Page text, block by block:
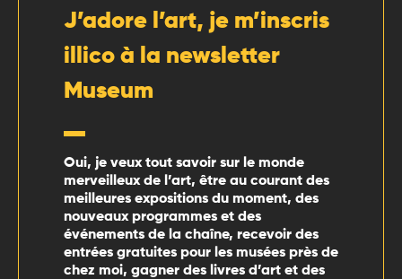
J’adore l’art, je m’inscris
illico à la newsletter
Museum
Oui, je veux tout savoir sur le monde
merveilleux de l’art, être au courant des
meilleures expositions du moment, des
nouveaux programmes et des
événements de la chaîne, recevoir des
entrées gratuites pour les musées près de
chez moi, gagner des livres d’art et des